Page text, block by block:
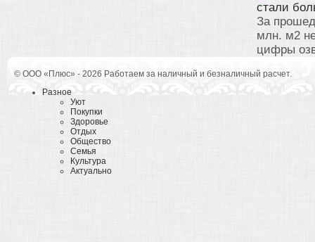
стали
За
млн. м2
цифры
© ООО «Плюс» - 2026 Работаем за наличный и безналичный расчет.
Разное
Уют
Покупки
Здоровье
Отдых
Общество
Семья
Культура
Актуально